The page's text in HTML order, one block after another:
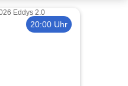
20:00 Uhr